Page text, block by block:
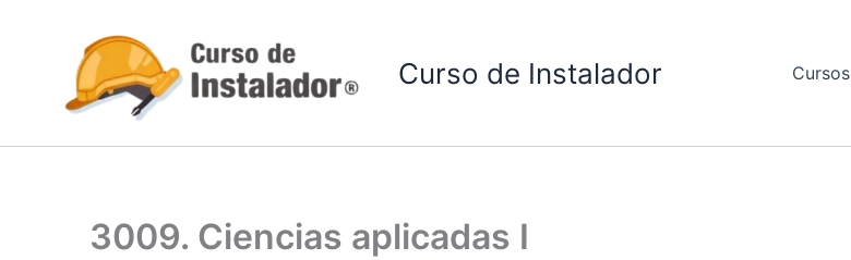
contenido
Curso de Instalador Cursos
3009. Ciencias aplicadas I